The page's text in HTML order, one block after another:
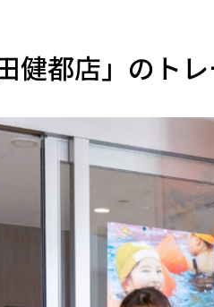
健都店」のト